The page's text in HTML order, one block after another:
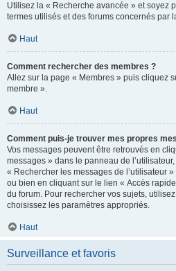
Utilisez la « Recherche avancée » et soyez
termes utilisés et des forums concernés par
Haut
Comment rechercher des membres ?
Allez sur la page « Membres » puis cliquez
membre ».
Haut
Comment puis-je trouver mes propres
Vos messages peuvent être retrouvés en
messages » dans le panneau de
« Rechercher les messages de l’utilisateur
ou bien en cliquant sur le lien « Accès
du forum. Pour rechercher vos sujets,
choisissez les paramètres appropriés.
Haut
Surveillance et favoris